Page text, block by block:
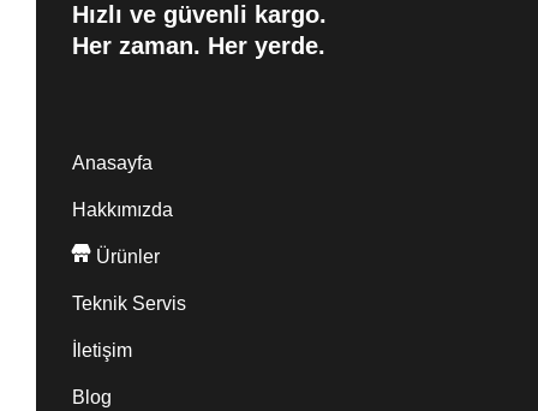
Hızlı ve güvenli kargo.
Her zaman. Her yerde.
Anasayfa
Hakkımızda
Ürünler
Teknik Servis
İletişim
Blog